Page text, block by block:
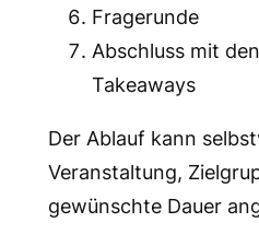
Fragerunde
Abschluss mit
Takeaways
Der Ablauf kann
Veranstaltung,
gewünschte Dauer